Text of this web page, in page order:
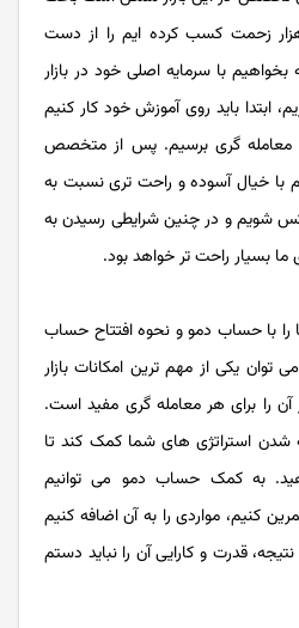
زحمت کسب کرده ایم را از دست
بخواهیم با سرمایه اصلی خود در بازار
ابتدا باید روی آموزش خود کار کنیم
معامله گری برسیم. پس از متخصص
با خیال آسوده و راحت تری نسبت به
شویم و در چنین شرایطی رسیدن به
ما بسیار راحت تر خواهد بود.
با حساب دمو و نحوه افتتاح حساب
یکی از مهم ترین امکانات بازار
را برای هر معامله گری مفید است.
شدن استراتژی های شما کمک کند تا
به کمک حساب دمو می توانیم
کنیم، مواردی را به آن اضافه کنیم
قدرت و کارایی آن را نباید دستم